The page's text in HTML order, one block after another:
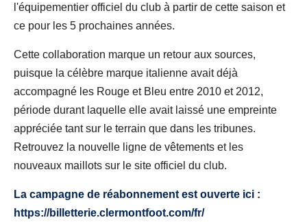
l'équipementier officiel du club à partir de cette saison et
ce pour les 5 prochaines années.
Cette collaboration marque un retour aux sources,
puisque la célèbre marque italienne avait déjà
accompagné les Rouge et Bleu entre 2010 et 2012,
période durant laquelle elle avait laissé une empreinte
appréciée tant sur le terrain que dans les tribunes.
Retrouvez la nouvelle ligne de vêtements et les
nouveaux maillots sur le site officiel du club.
La campagne de réabonnement est ouverte ici :
https://billetterie.clermontfoot.com/fr/